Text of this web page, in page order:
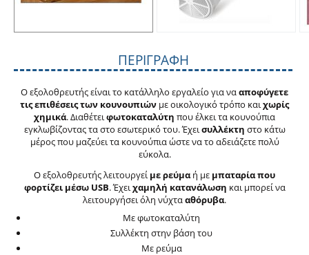
ΠΕΡΙΓΡΑΦΉ
Ο εξολοθρευτής είναι το κατάλληλο εργαλείο για νααποφύγετε
τις επιθέσεις των κουνουπιών με οικολογικό τρόπο καιχωρίς
χημικά. Διαθέτειφωτοκαταλύτη που έλκει τα κουνούπια
εγκλωβίζοντας τα στο εσωτερικό του. Έχεισυλλέκτη στο κάτω
μέρος που μαζεύει τα κουνούπια ώστε να το αδειάζετε πολύ
εύκολα.
Ο εξολοθρευτής λειτουργείμε ρεύμαή με μπαταρία που
φορτίζει μέσω USB. Έχειχαμηλή κατανάλωση και μπορεί να
λειτουργήσει όλη νύχτααθόρυβα.
Με φωτοκαταλύτη
Συλλέκτη στην βάση του
Με ρεύμα